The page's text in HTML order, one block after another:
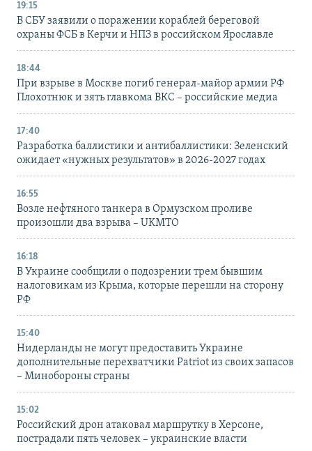
19:15
В СБУ заявили о поражении кораблей береговой
охраны ФСБ в Керчи и НПЗ в российском Ярославле
18:44
При взрыве в Москве погиб генерал-майор армии РФ
Плохотнюк и зять главкома ВКС – российские медиа
17:40
Разработка баллистики и антибаллистики: Зеленский
ожидает «нужных результатов» в 2026-2027 годах
16:55
Возле нефтяного танкера в Ормузском проливе
произошли два взрыва – UKMTO
16:18
В Украине сообщили о подозрении трем бывшим
налоговикам из Крыма, которые перешли на сторону
РФ
15:40
Нидерланды не могут предоставить Украине
дополнительные перехватчики Patriot из своих запасов
– Минобороны страны
15:02
Российский дрон атаковал маршрутку в Херсоне,
пострадали пять человек – украинские власти